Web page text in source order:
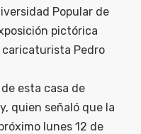
Popular de
pictórica
caricaturista Pedro
esta casa de
quien señaló que la
lunes 12 de